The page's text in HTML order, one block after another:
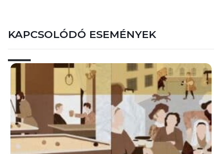
KAPCSOLÓDÓ ESEMÉNYEK